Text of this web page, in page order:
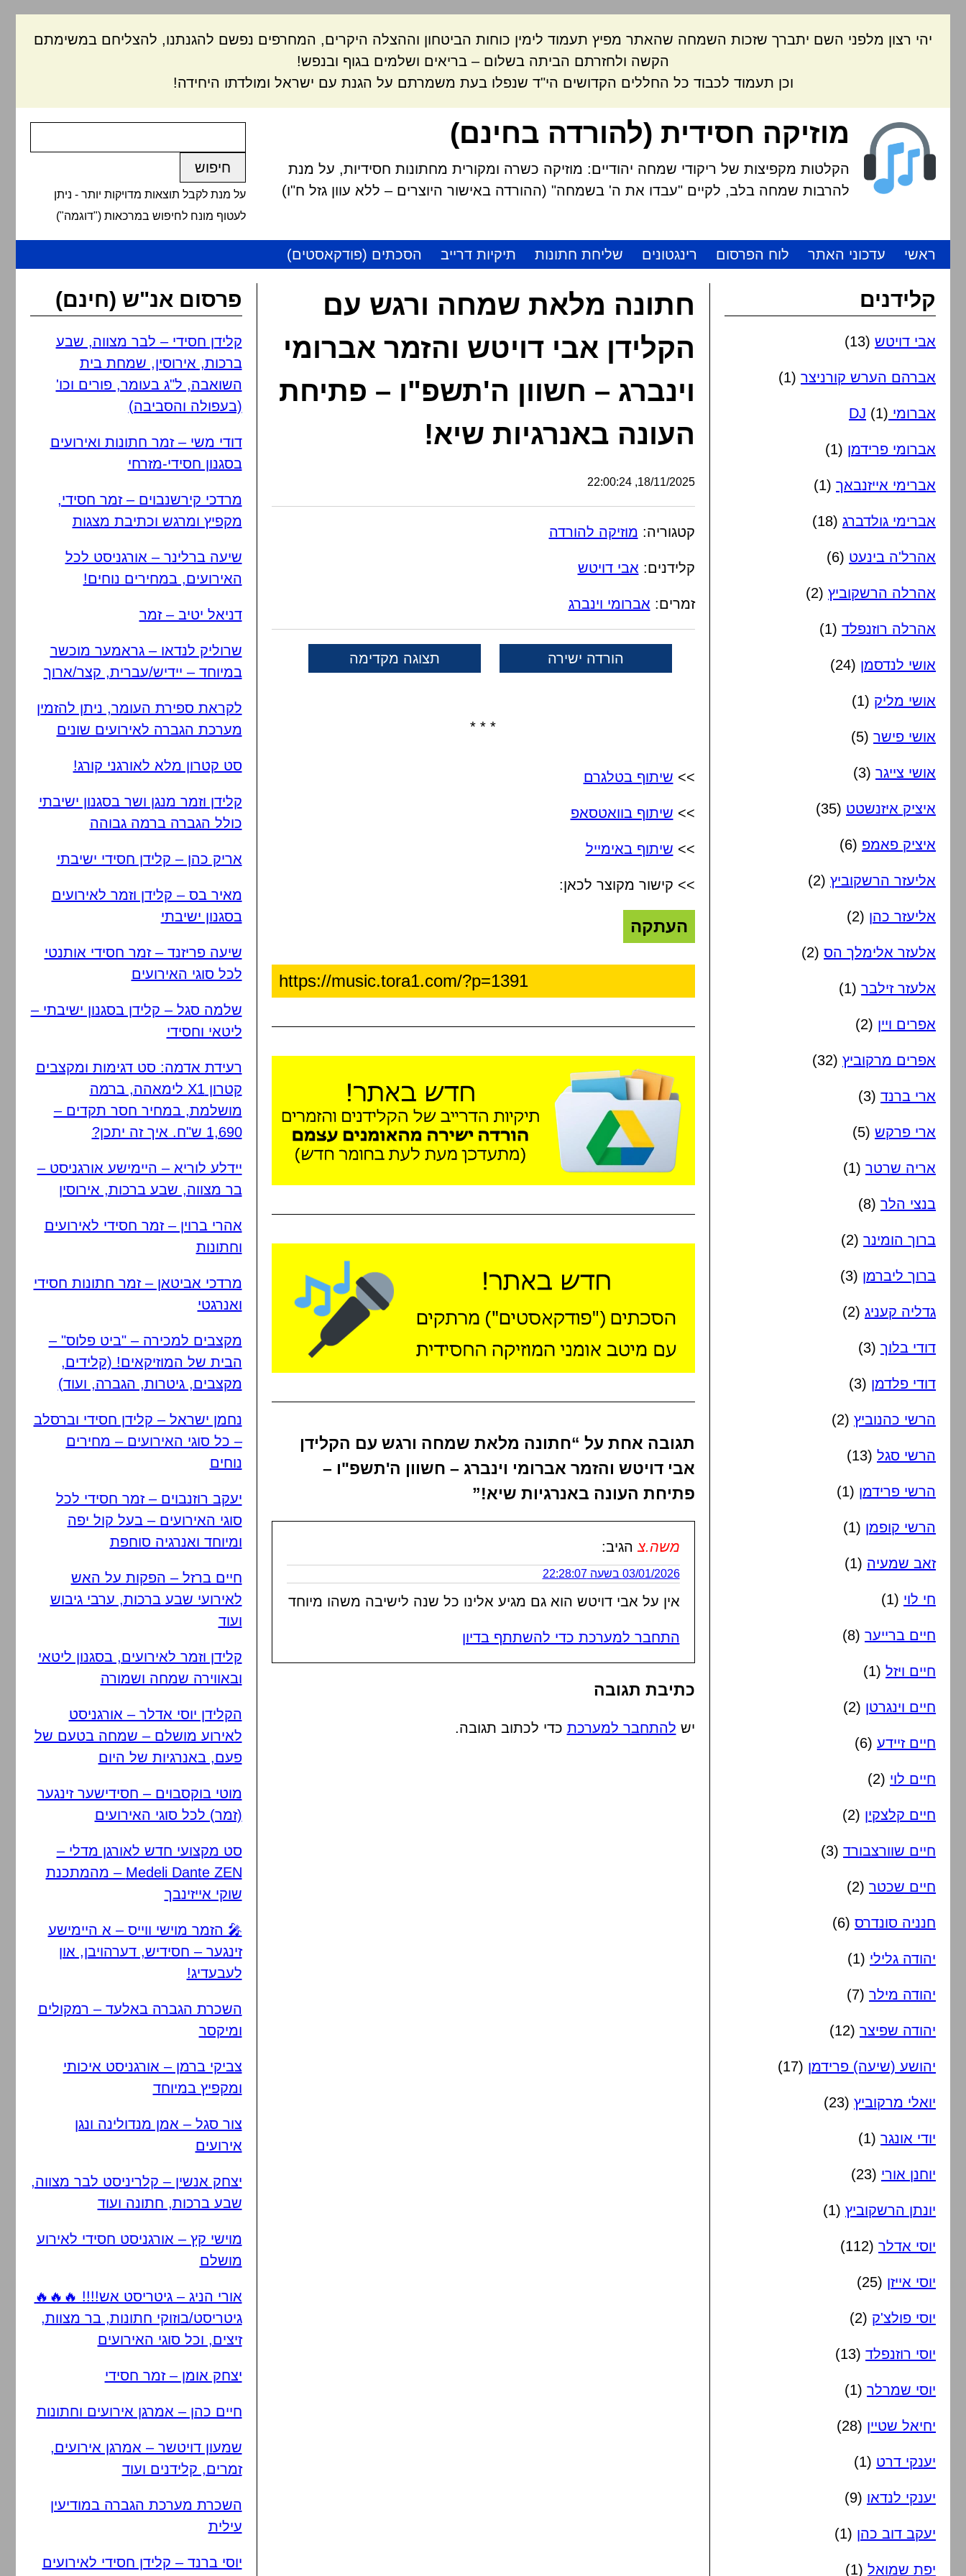
יהי רצון מלפני השם יתברך שזכות השמחה שהאתר מפיץ תעמוד לימין כוחות הביטחון וההצלה היקרים, המחרפים נפשם להגנתנו, להצליחם במשימתם
הקשה ולחזרתם הביתה בשלום – בריאים ושלמים בגוף ובנפש!
וכן תעמוד לכבוד כל החללים הקדושים הי"ד שנפלו בעת משמרתם על הגנת עם ישראל ומולדתו היחידה!
מוזיקה חסידית (להורדה בחינם)
הקלטות מקפיצות של ריקודי שמחה יהודיים: מוזיקה כשרה ומקורית מחתונות חסידיות, על מנת
להרבות שמחה בלב, לקיים "עבדו את ה' בשמחה" (ההורדה באישור היוצרים – ללא עוון גזל ח"ו)
על מנת לקבל תוצאות מדויקות יותר - ניתן
לעטוף מונח לחיפוש במרכאות ("דוגמה")
ראשי עדכוני האתר לוח הפרסום רינגטונים שליחת חתונות תיקיות דרייב הסכתים (פודקאסטים)
חתונה מלאת שמחה ורגש עם
הקלידן אבי דויטש והזמר אברומי
וינברג – חשוון ה'תשפ"ו – פתיחת
העונה באנרגיות שיא!
18/11/2025, 22:00:24
קטגוריה: מוזיקה להורדה
קלידנים: אבי דויטש
זמרים: אברומי וינברג
הורדה ישירה תצוגה מקדימה
* * *
>> שיתוף בטלגרם
>> שיתוף בוואטסאפ
>> שיתוף באימייל
>> קישור מקוצר לכאן:
העתקה
תגובה אחת על “חתונה מלאת שמחה ורגש עם הקלידן
אבי דויטש והזמר אברומי וינברג – חשוון ה'תשפ"ו –
פתיחת העונה באנרגיות שיא!”
משה.צ הגיב:
03/01/2026 בשעה 22:28:07
אין על אבי דויטש הוא גם מגיע אלינו כל שנה לישיבה משהו מיוחד
התחבר למערכת כדי להשתתף בדיון
כתיבת תגובה
יש להתחבר למערכת כדי לכתוב תגובה.
קלידנים
אבי דויטש (13)
אברהם הערש קורניצר (1)
אברומי DJ (1)
אברומי פרידמן (1)
אברימי אייזנבאך (1)
אברימי גולדברג (18)
אהרל'ה בינעט (6)
אהרלה הרשקוביץ (2)
אהרלה רוזנפלד (1)
אושי לנדסמן (24)
אושי מליק (1)
אושי פישר (5)
אושי צייגר (3)
איציק איזנשטט (35)
איציק פאמפ (6)
אליעזר הרשקוביץ (2)
אליעזר כהן (2)
אלעזר אלימלך הס (2)
אלעזר זילבר (1)
אפרים ויין (2)
אפרים מרקוביץ (32)
ארי ברנד (3)
ארי פרקש (5)
אריה שרטר (1)
בנצי הלר (8)
ברוך הומינר (2)
ברוך ליברמן (3)
גדליה קעניג (2)
דודי בלוך (3)
דודי פלדמן (3)
הרשי כהנוביץ (2)
הרשי סגל (13)
הרשי פרידמן (1)
הרשי קופמן (1)
זאב שמעיה (1)
חי לוי (1)
חיים ברייער (8)
חיים ויזל (1)
חיים וינגרטן (2)
חיים זיידע (6)
חיים לוי (2)
חיים קלצקין (2)
חיים שוורצבורד (3)
חיים שכטר (2)
חנניה סונדרס (6)
יהודה גלילי (1)
יהודה מילר (7)
יהודה שפיצר (12)
יהושע (שיעה) פרידמן (17)
יואלי מרקוביץ (23)
יודי אונגר (1)
יוחנן אורי (23)
יונתן הרשקוביץ (1)
יוסי אדלר (112)
יוסי אייזן (25)
יוסי פולצ'ק (2)
יוסי רוזנפלד (13)
יוסי שמרלר (1)
יחיאל שטיין (28)
יענקי דרט (1)
יענקי לנדאו (9)
יעקב דוב כהן (1)
יפת שמואל (1)
פרסום אנ"ש (חינם)
קלידן חסידי – לבר מצווה, שבע
ברכות, אירוסין, שמחת בית
השואבה, ל"ג בעומר, פורים וכו'
(בעפולה והסביבה)
דודי משי – זמר חתונות ואירועים
בסגנון חסידי-מזרחי
מרדכי קירשנבוים – זמר חסידי,
מקפיץ ומרגש וכתיבת מצגות
שיעה ברלינר – אורגניסט לכל
האירועים, במחירים נוחים!
דניאל יטיב – זמר
שרוליק לנדאו – גראמער מוכשר
במיוחד – יידיש/עברית, קצר/ארוך
לקראת ספירת העומר, ניתן להזמין
מערכת הגברה לאירועים שונים
סט קטרון מלא לאורגני קורג!
קלידן וזמר מנגן ושר בסגנון ישיבתי
כולל הגברה ברמה גבוהה
אריק כהן – קלידן חסידי ישיבתי
מאיר בס – קלידן וזמר לאירועים
בסגנון ישיבתי
שיעה פריזנד – זמר חסידי אותנטי
לכל סוגי האירועים
שלמה סגל – קלידן בסגנון ישיבתי –
ליטאי וחסידי
רעידת אדמה: סט דגימות ומקצבים
קטרון X1 לימאהה, ברמה
מושלמת, במחיר חסר תקדים –
1,690 ש"ח. איך זה יתכן?
יידלע לוריא – היימישע אורגניסט –
בר מצווה, שבע ברכות, אירוסין
אהרי ברוין – זמר חסידי לאירועים
וחתונות
מרדכי אביטאן – זמר חתונות חסידי
ואנרגטי
מקצבים למכירה – "ביט פלוס" –
הבית של המוזיקאים! (קלידים,
מקצבים, גיטרות, הגברה, ועוד)
נחמן ישראל – קלידן חסידי וברסלב
– כל סוגי האירועים – מחירים
נוחים
יעקב רוזנבוים – זמר חסידי לכל
סוגי האירועים – בעל קול יפה
ומיוחד ואנרגיה סוחפת
חיים ברזל – הפקות על האש
לאירועי שבע ברכות, ערבי גיבוש
ועוד
קלידן וזמר לאירועים, בסגנון ליטאי
ובאווירה שמחה ושמורה
הקלידן יוסי אדלר – אורגניסט
לאירוע מושלם – שמחה בטעם של
פעם, באנרגיות של היום
מוטי בוקסבוים – חסידישער זינגער
(זמר) לכל סוגי האירועים
סט מקצועי חדש לאורגן מדלי –
Medeli Dante ZEN – מהמתכנת
שוקי אייזינבך
🎤 הזמר מוישי ווייס – א היימישע
זינגער – חסידיש, דערהויבן, און
לעבעדיג!
השכרת הגברה באלעד – רמקולים
ומיקסר
צביקי ברמן – אורגניסט איכותי
ומקפיץ במיוחד
צור סגל – אמן מנדולינה ונגן
אירועים
יצחק אנשין – קלריניסט לבר מצווה,
שבע ברכות, חתונה ועוד
מוישי קץ – אורגניסט חסידי לאירוע
מושלם
אורי הניג – גיטריסט אש!!!! 🔥🔥🔥
גיטריסט/בוזוקי חתונות, בר מצוות,
זיצים, וכל סוגי האירועים
יצחק אומן – זמר חסידי
חיים כהן – אמרגן אירועים וחתונות
שמעון דויטשר – אמרגן אירועים,
זמרים, קלידנים ועוד
השכרת מערכת הגברה במודיעין
עילית
יוסי ברנד – קלידן חסידי לאירועים